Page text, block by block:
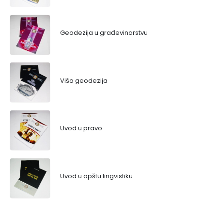
Geodezija u građevinarstvu
Viša geodezija
Uvod u pravo
Uvod u opštu lingvistiku